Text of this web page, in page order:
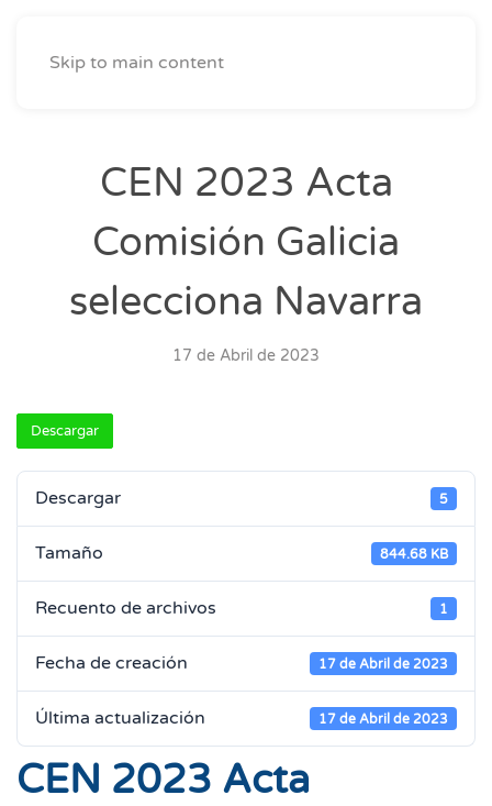
Skip to main content
CEN 2023 Acta
Comisión Galicia
selecciona Navarra
17 de Abril de 2023
Descargar
Descargar 5
Tamaño 844.68 KB
Recuento de archivos 1
Fecha de creación 17 de Abril de 2023
Última actualización 17 de Abril de 2023
CEN 2023 Acta